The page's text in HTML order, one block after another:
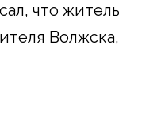
что житель
Волжска,